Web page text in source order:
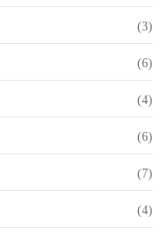
(3)
(6)
(4)
(6)
(7)
(4)